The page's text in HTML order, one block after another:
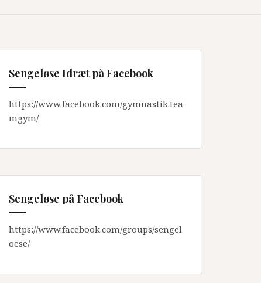
Sengeløse Idræt på Facebook
https://www.facebook.com/gymnastik.tea
mgym/
Sengeløse på Facebook
https://www.facebook.com/groups/sengel
oese/